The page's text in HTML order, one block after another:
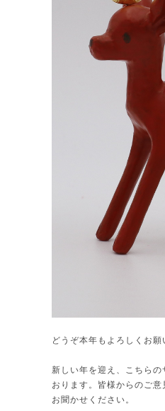
どうぞ本年もよろしくお願
新しい年を迎え、こちら
おります。皆様からのご
お聞かせください。